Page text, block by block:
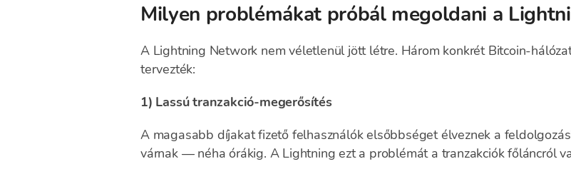
Milyen problémákat próbál megoldani a
A Lightning Network nem véletlenül jött létre. Három konkrét Bitcoin-
tervezték:
1) Lassú tranzakció-megerősítés
A magasabb díjakat fizető felhasználók elsőbbséget élveznek a
várnak — néha órákig. A Lightning ezt a problémát a tranzakciók főláncról